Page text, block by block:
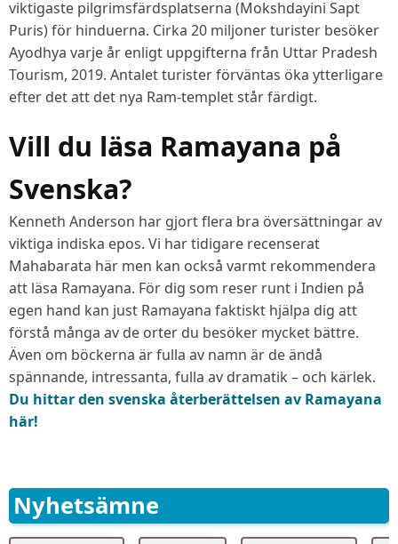
viktigaste pilgrimsfärdsplatserna (Mokshdayini Sapt
Puris) för hinduerna. Cirka 20 miljoner turister besöker
Ayodhya varje år enligt uppgifterna från Uttar Pradesh
Tourism, 2019. Antalet turister förväntas öka ytterligare
efter det att det nya Ram-templet står färdigt.
Vill du läsa Ramayana på
Svenska?
Kenneth Anderson har gjort flera bra översättningar av
viktiga indiska epos. Vi har tidigare recenserat
Mahabarata här men kan också varmt rekommendera
att läsa Ramayana. För dig som reser runt i Indien på
egen hand kan just Ramayana faktiskt hjälpa dig att
förstå många av de orter du besöker mycket bättre.
Även om böckerna är fulla av namn är de ändå
spännande, intressanta, fulla av dramatik – och kärlek.
Du hittar den svenska återberättelsen av Ramayana
här!
Nyhetsämne